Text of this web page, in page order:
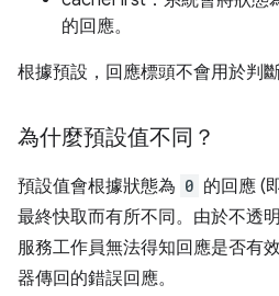
的回應。
根據預設，回應標頭不會用於判斷
為什麼預設值不同？
預設值會根據狀態為 0 的回應 (
最終快取而有所不同。由於不透
服務工作員無法得知回應是否有
器傳回的錯誤回應。